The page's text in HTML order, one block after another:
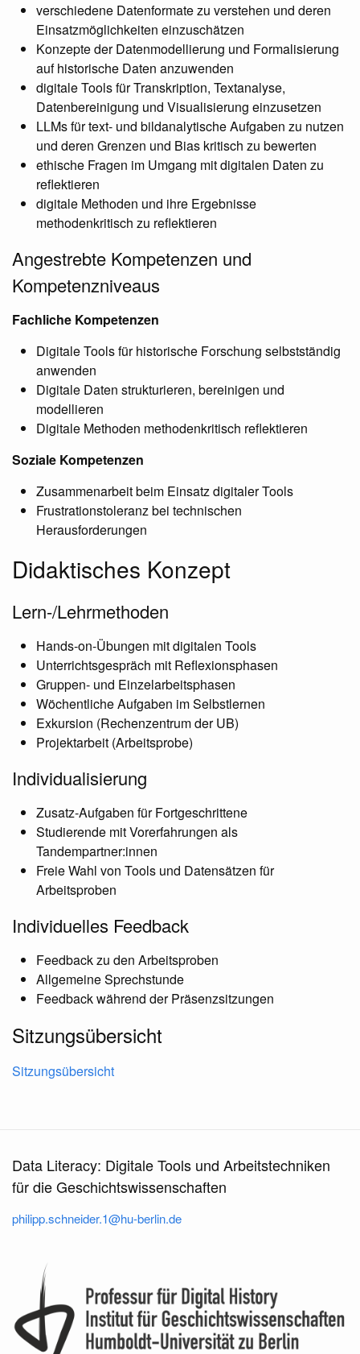
verschiedene Datenformate zu verstehen und deren
Einsatzmöglichkeiten einzuschätzen
Konzepte der Datenmodellierung und Formalisierung
auf historische Daten anzuwenden
digitale Tools für Transkription, Textanalyse,
Datenbereinigung und Visualisierung einzusetzen
LLMs für text- und bildanalytische Aufgaben zu nutzen
und deren Grenzen und Bias kritisch zu bewerten
ethische Fragen im Umgang mit digitalen Daten zu
reflektieren
digitale Methoden und ihre Ergebnisse
methodenkritisch zu reflektieren
Angestrebte Kompetenzen und
Kompetenzniveaus
Fachliche Kompetenzen
Digitale Tools für historische Forschung selbstständig
anwenden
Digitale Daten strukturieren, bereinigen und
modellieren
Digitale Methoden methodenkritisch reflektieren
Soziale Kompetenzen
Zusammenarbeit beim Einsatz digitaler Tools
Frustrationstoleranz bei technischen
Herausforderungen
Didaktisches Konzept
Lern-/Lehrmethoden
Hands-on-Übungen mit digitalen Tools
Unterrichtsgespräch mit Reflexionsphasen
Gruppen- und Einzelarbeitsphasen
Wöchentliche Aufgaben im Selbstlernen
Exkursion (Rechenzentrum der UB)
Projektarbeit (Arbeitsprobe)
Individualisierung
Zusatz-Aufgaben für Fortgeschrittene
Studierende mit Vorerfahrungen als
Tandempartner:innen
Freie Wahl von Tools und Datensätzen für
Arbeitsproben
Individuelles Feedback
Feedback zu den Arbeitsproben
Allgemeine Sprechstunde
Feedback während der Präsenzsitzungen
Sitzungsübersicht
Sitzungsübersicht
Data Literacy: Digitale Tools und Arbeitstechniken
für die Geschichtswissenschaften
philipp.schneider.1@hu-berlin.de